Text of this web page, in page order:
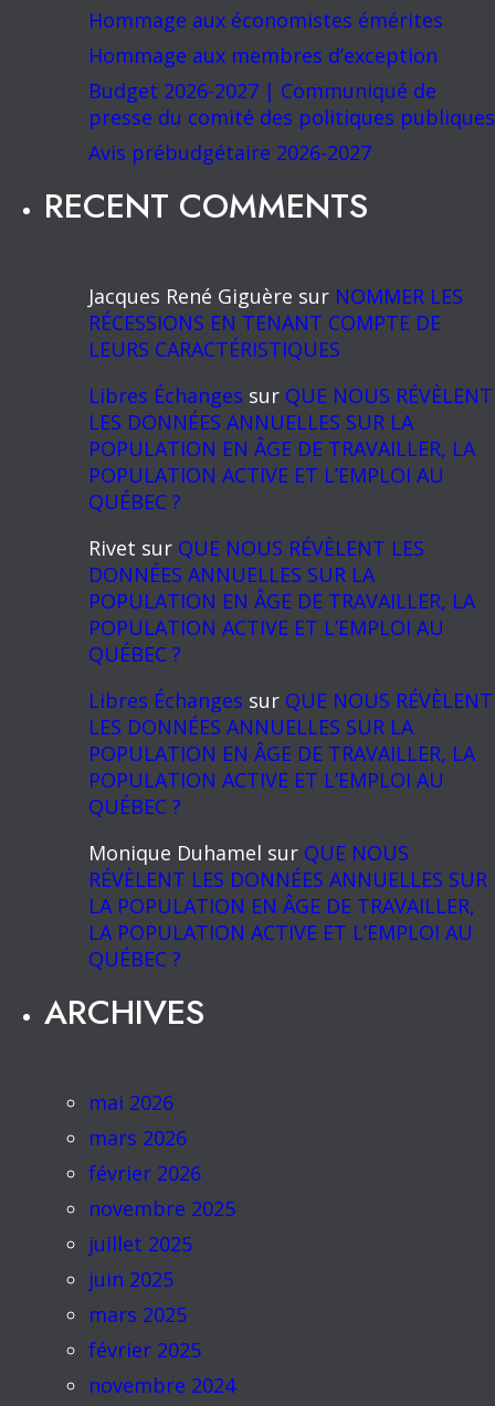
Hommage aux économistes émérites
Hommage aux membres d’exception
Budget 2026-2027 | Communiqué de
presse du comité des politiques publiques
Avis prébudgétaire 2026-2027
RECENT COMMENTS
Jacques René Giguère sur NOMMER LES
RÉCESSIONS EN TENANT COMPTE DE
LEURS CARACTÉRISTIQUES
Libres Échanges sur QUE NOUS RÉVÈLENT
LES DONNÉES ANNUELLES SUR LA
POPULATION EN ÂGE DE TRAVAILLER, LA
POPULATION ACTIVE ET L’EMPLOI AU
QUÉBEC ?
Rivet sur QUE NOUS RÉVÈLENT LES
DONNÉES ANNUELLES SUR LA
POPULATION EN ÂGE DE TRAVAILLER, LA
POPULATION ACTIVE ET L’EMPLOI AU
QUÉBEC ?
Libres Échanges sur QUE NOUS RÉVÈLENT
LES DONNÉES ANNUELLES SUR LA
POPULATION EN ÂGE DE TRAVAILLER, LA
POPULATION ACTIVE ET L’EMPLOI AU
QUÉBEC ?
Monique Duhamel sur QUE NOUS
RÉVÈLENT LES DONNÉES ANNUELLES SUR
LA POPULATION EN ÂGE DE TRAVAILLER,
LA POPULATION ACTIVE ET L’EMPLOI AU
QUÉBEC ?
ARCHIVES
mai 2026
mars 2026
février 2026
novembre 2025
juillet 2025
juin 2025
mars 2025
février 2025
novembre 2024